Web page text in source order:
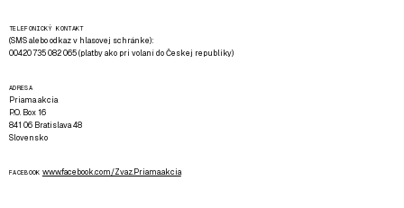
TELEFONICKÝ KONTAKT
(SMS alebo odkaz v hlasovej schránke):
00420 735 082 065 (platby ako pri volaní do Českej republiky)
ADRESA
Priama akcia
P.O. Box 16
841 06 Bratislava 48
Slovensko
FACEBOOK www.facebook.com/Zvaz.Priama.akcia